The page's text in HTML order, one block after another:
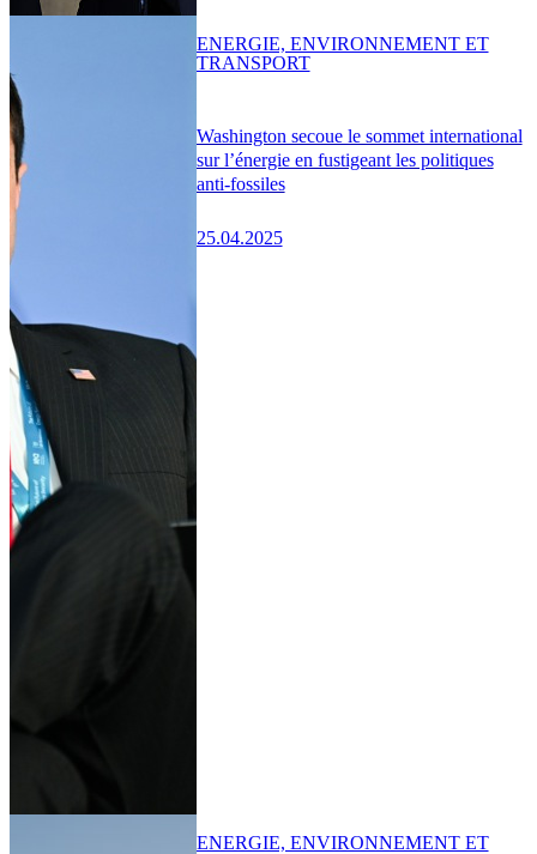
Washington secoue le sommet international
sur l’énergie en fustigeant les politiques
anti-fossiles
25.04.2025
ENERGIE, ENVIRONNEMENT ET
TRANSPORT
ENERGIE, ENVIRONNEMENT ET